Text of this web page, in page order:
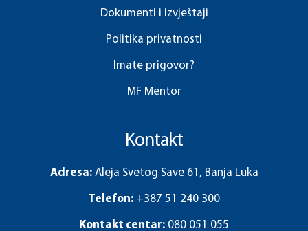
Dokumenti i izvještaji
Politika privatnosti
Imate prigovor?
MF Mentor
Kontakt
Adresa:Aleja Svetog Save 61, Banja Luka
Telefon: +387 51 240 300
Kontakt centar: 080 051 055